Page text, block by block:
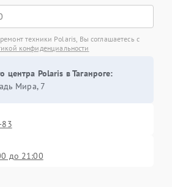
техники Polaris, Вы соглашаетесь с
конфиденциальности
центра Polaris в Таганроге:
Мира, 7
83
до 21:00